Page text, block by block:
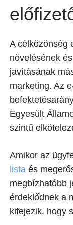
A célközönség
növelésének
javításának
marketing. Az
Egyesült
szintű
Amikor az
lista és
megbízhatóbb
érdeklődnek a
kifejezik, hogy